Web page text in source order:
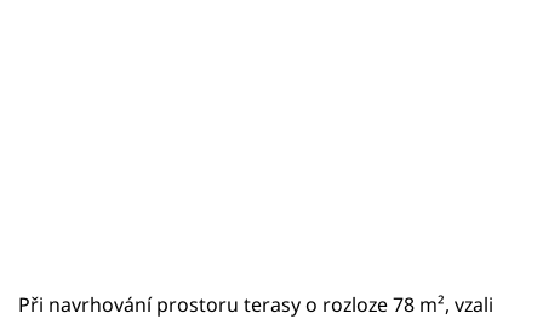
Při navrhování prostoru terasy o rozloze 78 m², vzali